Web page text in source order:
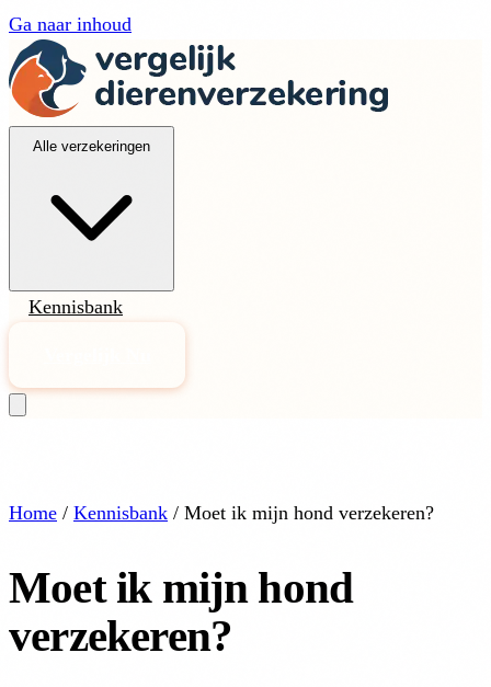
Ga naar inhoud
Alle verzekeringen
Kennisbank
Home / Kennisbank / Moet ik mijn hond verzekeren?
Moet ik mijn hond
verzekeren?